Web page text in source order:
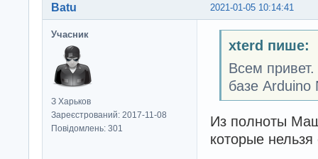
2021-01-05 10:14:41
Batu
Учасник
З Харьков
Зареєстрований: 2017-11-08
Повідомлень: 301
xterd пише:
Всем
базе
Из полноты
которые нельзя